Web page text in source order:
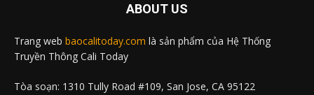
ABOUT US
Trang web baocalitoday.com là sản phẩm của Hệ Thống
Truyền Thông Cali Today
Tòa soạn: 1310 Tully Road #109, San Jose, CA 95122